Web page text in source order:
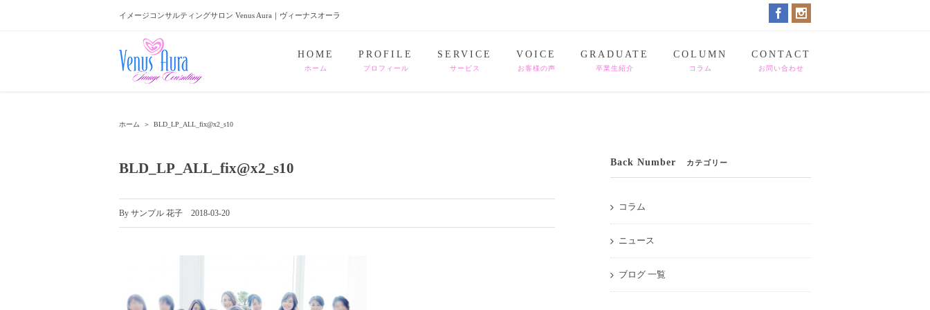
イメージコンサルティングサロン Venus Aura｜ヴィーナスオーラ
HOME
ホーム
PROFILE
プロフィール
SERVICE
サービス
VOICE
お客様の声
GRADUATE
卒業生紹介
COLUMN
コラム
CONTACT
お問い合わせ
ホーム ＞ BLD_LP_ALL_fix@x2_s10
BLD_LP_ALL_fix@x2_s10
By サンプル 花子 2018-03-20
Back Number カテゴリー
コラム
ニュース
ブログ 一覧